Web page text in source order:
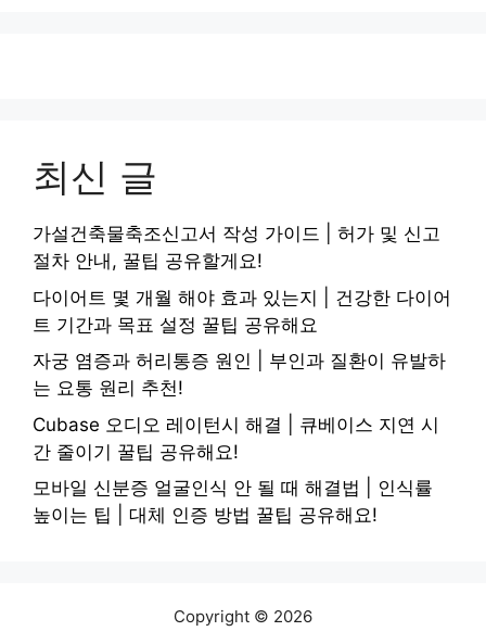
최신 글
가설건축물축조신고서 작성 가이드 | 허가 및 신고
절차 안내, 꿀팁 공유할게요!
다이어트 몇 개월 해야 효과 있는지 | 건강한 다이어
트 기간과 목표 설정 꿀팁 공유해요
자궁 염증과 허리통증 원인 | 부인과 질환이 유발하
는 요통 원리 추천!
Cubase 오디오 레이턴시 해결 | 큐베이스 지연 시
간 줄이기 꿀팁 공유해요!
모바일 신분증 얼굴인식 안 될 때 해결법 | 인식률
높이는 팁 | 대체 인증 방법 꿀팁 공유해요!
Copyright © 2026